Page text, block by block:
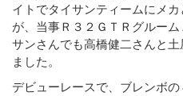
イトでタイサンティームにメ
が、当事Ｒ３２ＧＴＲグルー
サンさんでも高橋健二さんと土
ました。
デビューレースで、ブレンボ